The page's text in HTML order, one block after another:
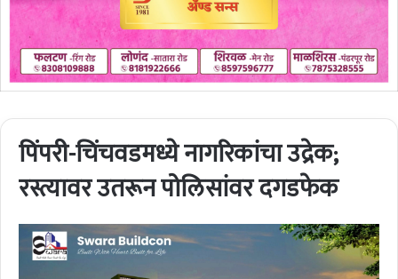
पिंपरी-चिंचवडमध्ये नागरिकांचा उद्रेक;
रस्त्यावर उतरून पोलिसांवर दगडफेक